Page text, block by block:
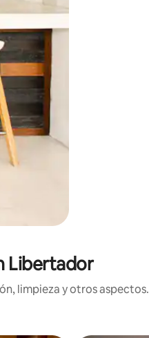
Libertador
limpieza y otros aspectos.